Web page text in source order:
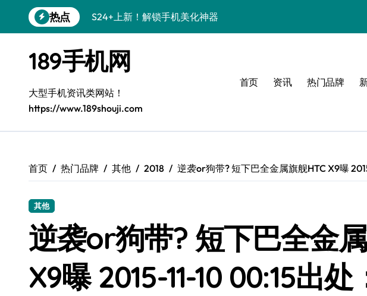
到
热点
S24+上新！解锁手机美化神器
A56 5G新机登场，三星风尚来了！
Galaxy Z Flip6登场，折叠潮味十足！
三星S26上手必学：个性化美化全攻略
S25美化秘籍：个性潮玩，炫酷一机搞定！
Galaxy C55 5G登场，颜值巅峰来了！
S25 Ultra颜值炸裂！定制主题潮翻天
189手机网
大型手机资讯类网站！
https://www.189shouji.com
首页 资讯 热门品牌
首页 热门品牌 其他 2018 逆袭or狗带? 短下巴全金属旗舰HTC X9曝
其他
逆袭or狗带? 短下巴全金
X9曝 2015-11-10 00:15出